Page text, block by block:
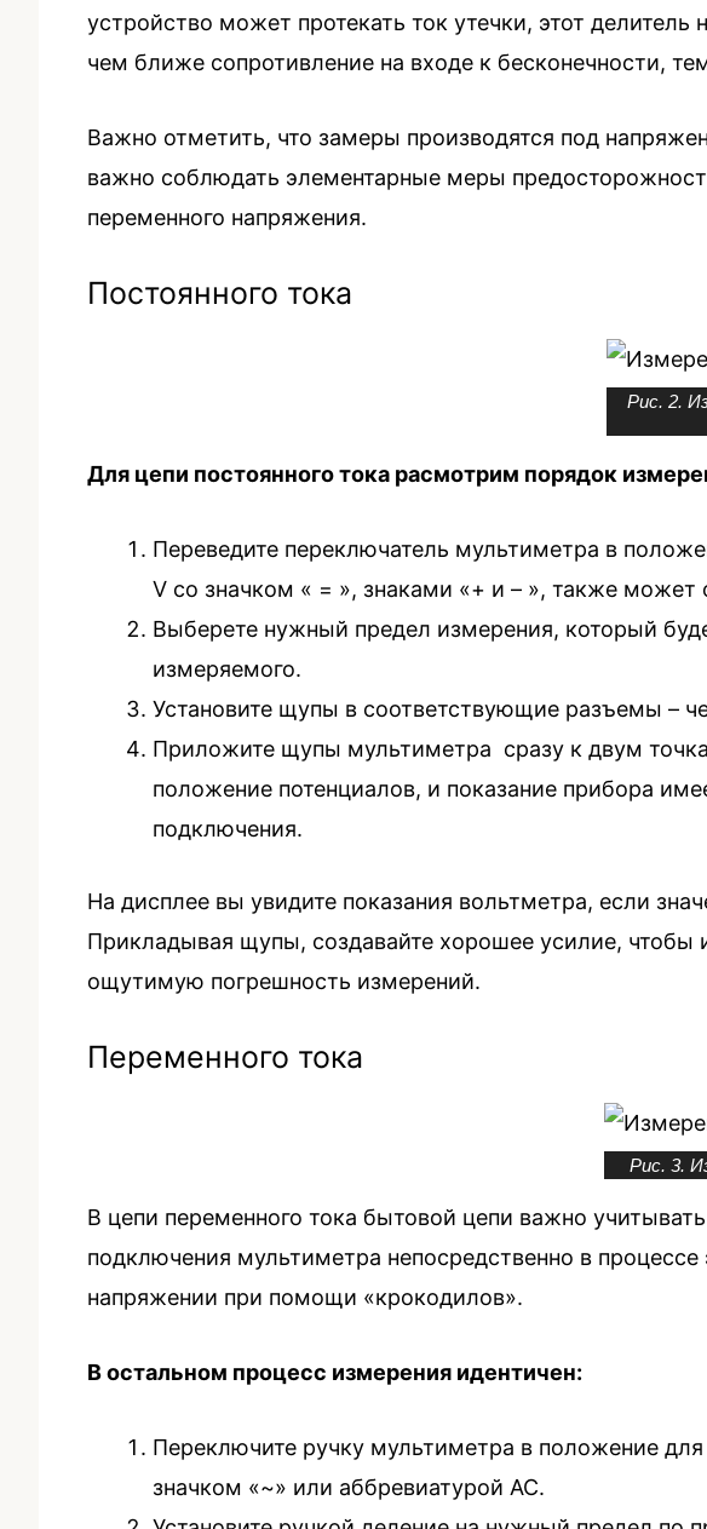
устройство может протекать ток утечки, этот
чем ближе сопротивление на входе к бесконечности,
Важно отметить, что замеры производятся под
важно соблюдать элементарные меры
переменного напряжения.
Постоянного тока
Рис. 2.
Для цепи постоянного тока расмотрим порядок
Переведите переключатель мультиметра в
V со значком « = », знаками «+ и – », также может
Выберете нужный предел измерения, который
измеряемого.
Установите щупы в соответствующие разъемы –
Приложите щупы мультиметра сразу к двум
положение потенциалов, и показание прибора
подключения.
На дисплее вы увидите показания вольтметра, если
Прикладывая щупы, создавайте хорошее усилие, чтобы
ощутимую погрешность измерений.
Переменного тока
Рис. 3.
В цепи переменного тока бытовой цепи важно
подключения мультиметра непосредственно в
напряжении при помощи «крокодилов».
В остальном процесс измерения идентичен:
Переключите ручку мультиметра в положение
значком «~» или аббревиатурой AC.